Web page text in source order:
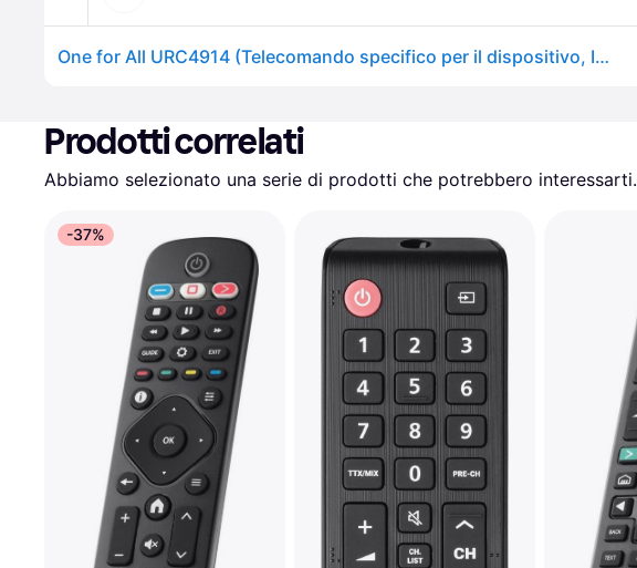
One for All URC4914 (Telecomando specifico per il dispositivo, Infrarossi), Telecomando, Nero
Prodotti correlati
Abbiamo selezionato una serie di prodotti che potrebbero interessarti.
-37%